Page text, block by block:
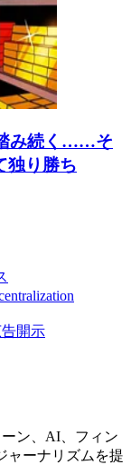
み続く……そ
独り勝ち
告開示
ーン、AI、フィン
ャーナリズムを提